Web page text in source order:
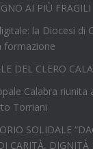
AI PIÙ FRAGILI
la Diocesi di
formazione
DEL CLERO
Calabra riunita
Torriani
SOLIDALE
CARITÀ, DIGNITÀ